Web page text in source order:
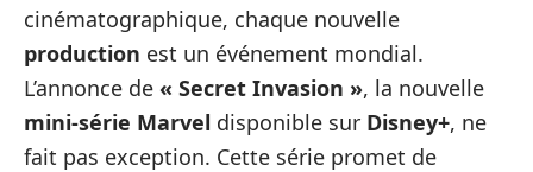
cinématographique, chaque nouvelle
production est un événement mondial.
L’annonce de « Secret Invasion », la nouvelle
mini-série Marvel disponible sur Disney+, ne
fait pas exception. Cette série promet de